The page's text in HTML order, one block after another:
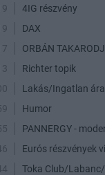
4IG részvény
DAX
ORBÁN
Richter topik
Lakás/Ingatlan
Humor
PANNERGY -
Eurós részvények